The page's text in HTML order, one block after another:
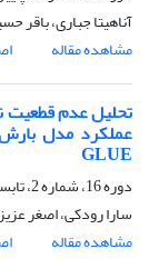
آناهیتا جباری، باقر
مشاهده مقاله
تحلیل عدم قطعیت
GLUE
دوره 16، شماره 2، تابستان 1399، صفحه
سارا رودکی، اصغر
مشاهده مقاله